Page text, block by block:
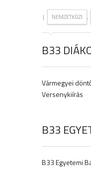
| NEMZETKÖZI ,
B33
Vármegyei
Versenykiírás
B33
B33 Egyetemi